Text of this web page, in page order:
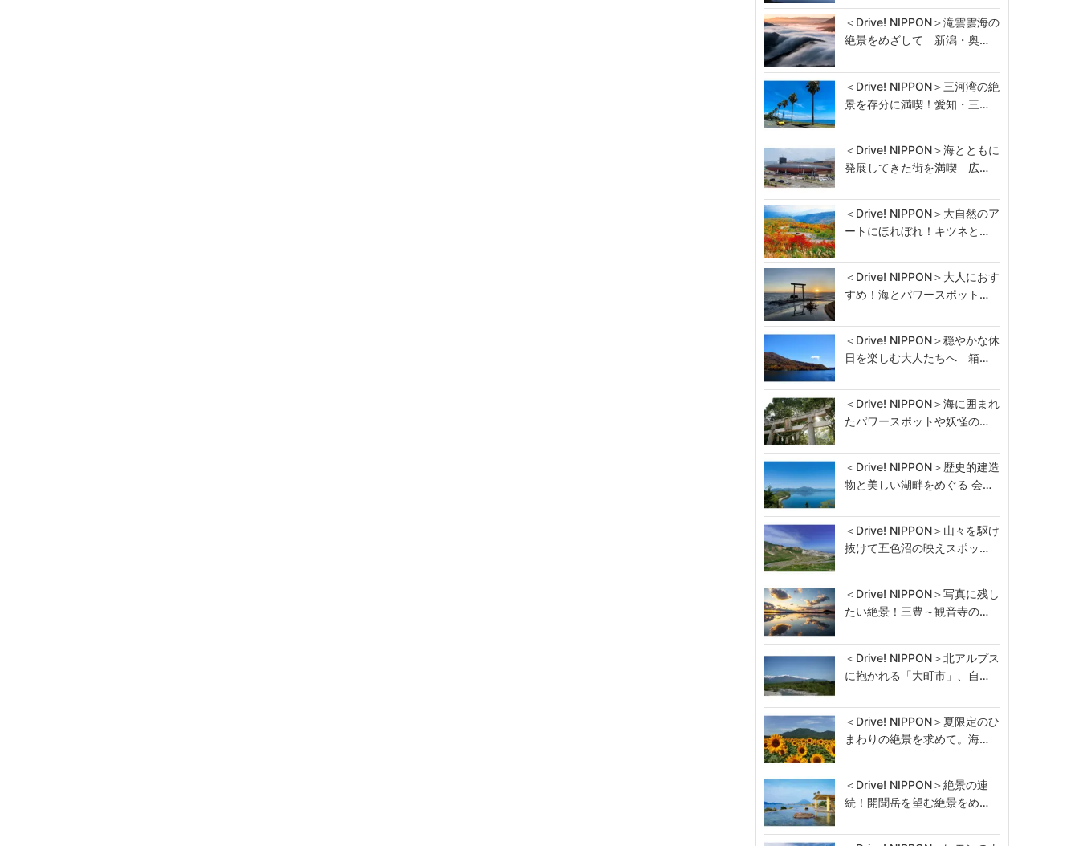
＜Drive! NIPPON＞滝雲雲海の
絶景をめざして 新潟・奥…
＜Drive! NIPPON＞三河湾の絶
景を存分に満喫！愛知・三…
＜Drive! NIPPON＞海とともに
発展してきた街を満喫 広…
＜Drive! NIPPON＞大自然のア
ートにほれぼれ！キツネと…
＜Drive! NIPPON＞大人におす
すめ！海とパワースポット…
＜Drive! NIPPON＞穏やかな休
日を楽しむ大人たちへ 箱…
＜Drive! NIPPON＞海に囲まれ
たパワースポットや妖怪の…
＜Drive! NIPPON＞歴史的建造
物と美しい湖畔をめぐる 会…
＜Drive! NIPPON＞山々を駆け
抜けて五色沼の映えスポッ…
＜Drive! NIPPON＞写真に残し
たい絶景！三豊～観音寺の…
＜Drive! NIPPON＞北アルプス
に抱かれる「大町市」、自…
＜Drive! NIPPON＞夏限定のひ
まわりの絶景を求めて。海…
＜Drive! NIPPON＞絶景の連
続！開聞岳を望む絶景をめ…